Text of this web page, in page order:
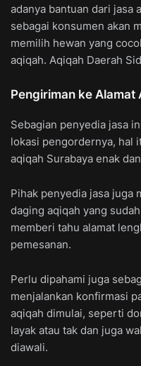
adanya bantuan dari jasa
sebagai konsumen akan
memilih hewan yang
aqiqah. Aqiqah Daerah
Pengiriman ke Alamat
Sebagian penyedia jasa
lokasi pengordernya, hal
aqiqah Surabaya enak
Pihak penyedia jasa juga
daging aqiqah yang
memberi tahu alamat
pemesanan.
Perlu dipahami juga
menjalankan konfirmasi
aqiqah dimulai, seperti
layak atau tak dan juga
diawali.